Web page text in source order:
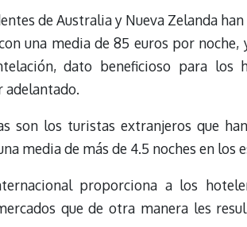
de Australia y Nueva Zelanda
una media de 85 euros por
dato beneficioso para los
adelantado.
son los turistas extranjeros que
media de más de 4.5 noches en
proporciona a los
que de otra manera les